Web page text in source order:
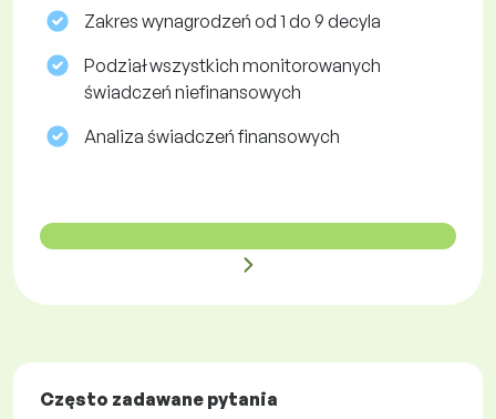
Zakres wynagrodzeń od 1 do 9 decyla
Podział wszystkich monitorowanych
świadczeń niefinansowych
Analiza świadczeń finansowych
Często zadawane pytania